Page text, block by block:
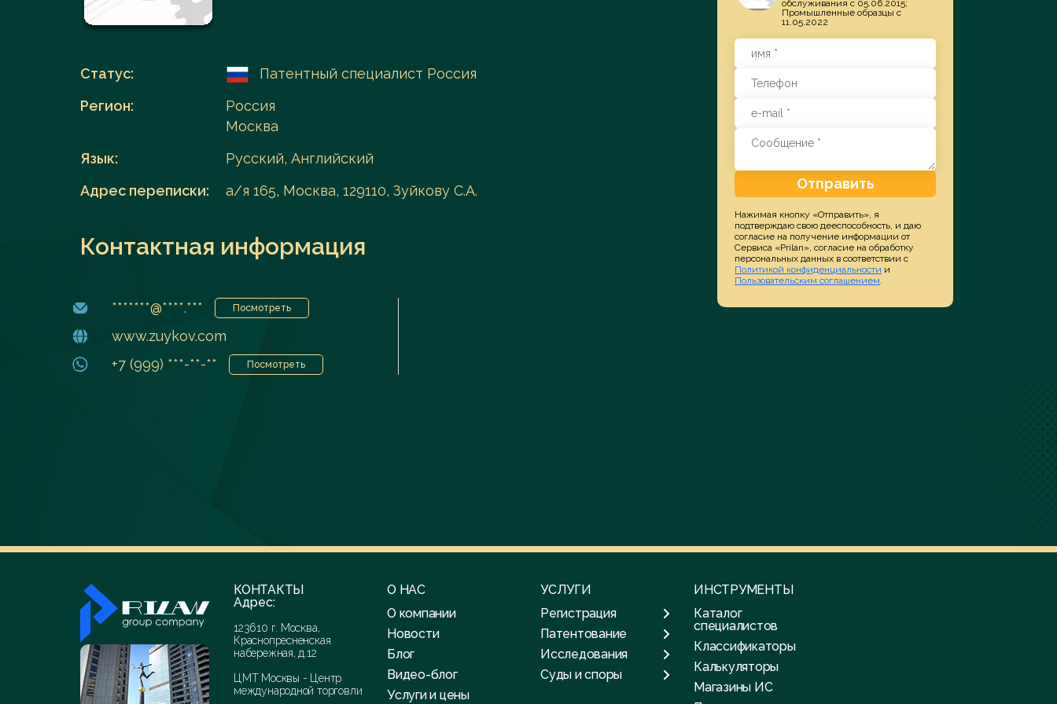
Перейти в каталог
Статус:
Патентный специалист Россия
Регион:
Россия
Москва
Язык:
Русский, Английский
Адрес переписки:
а/я 165, Москва, 129110, Зуйкову С.А.
Контактная информация
*******@****.*** Посмотреть
www.zuykov.com
+7 (999) ***-**-**
Посмотреть
обслуживания с 05.06.2015;
Промышленные образцы с
11.05.2022
Отправить
Нажимая кнопку «Отправить», я
подтверждаю свою дееспособность, и даю
согласие на получение информации от
Сервиса «Prilan», согласие на обработку
персональных данных в соответствии с
Политикой конфиденциальности и
Пользовательским соглашением.
КОНТАКТЫ
Адрес:
123610 г. Москва,
Краснопресненская
набережная, д.12
ЦМТ Москвы - Центр
международной торговли
О НАС
О компании
Новости
Блог
Видео-блог
Услуги и цены
УСЛУГИ
Регистрация
Патентование
Исследования
Суды и споры
ИНСТРУМЕНТЫ
Каталог
специалистов
Классификаторы
Калькуляторы
Магазины ИС